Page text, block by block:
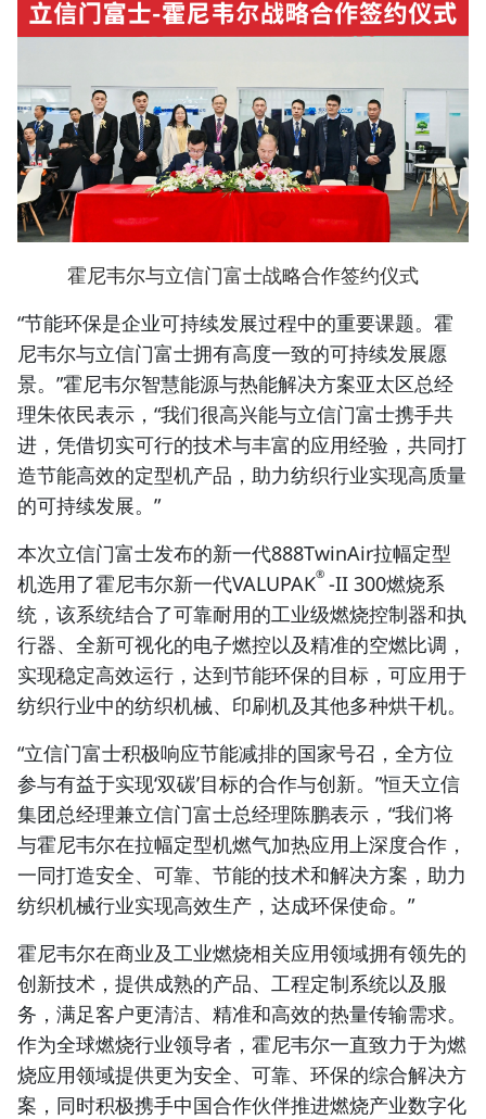
霍尼韦尔与立信门富士战略合作签约仪式
“节能环保是企业可持续发展过程中的重要课题。霍
尼韦尔与立信门富士拥有高度一致的可持续发展愿
景。”霍尼韦尔智慧能源与热能解决方案亚太区总经
理朱依民表示，“我们很高兴能与立信门富士携手共
进，凭借切实可行的技术与丰富的应用经验，共同打
造节能高效的定型机产品，助力纺织行业实现高质量
的可持续发展。”
本次立信门富士发布的新一代888TwinAir拉幅定型
机选用了霍尼韦尔新一代VALUPAK® -II 300燃烧系
统，该系统结合了可靠耐用的工业级燃烧控制器和执
行器、全新可视化的电子燃控以及精准的空燃比调，
实现稳定高效运行，达到节能环保的目标，可应用于
纺织行业中的纺织机械、印刷机及其他多种烘干机。
“立信门富士积极响应节能减排的国家号召，全方位
参与有益于实现‘双碳’目标的合作与创新。”恒天立信
集团总经理兼立信门富士总经理陈鹏表示，“我们将
与霍尼韦尔在拉幅定型机燃气加热应用上深度合作，
一同打造安全、可靠、节能的技术和解决方案，助力
纺织机械行业实现高效生产，达成环保使命。”
霍尼韦尔在商业及工业燃烧相关应用领域拥有领先的
创新技术，提供成熟的产品、工程定制系统以及服
务，满足客户更清洁、精准和高效的热量传输需求。
作为全球燃烧行业领导者，霍尼韦尔一直致力于为燃
烧应用领域提供更为安全、可靠、环保的综合解决方
案，同时积极携手中国合作伙伴推进燃烧产业数字化